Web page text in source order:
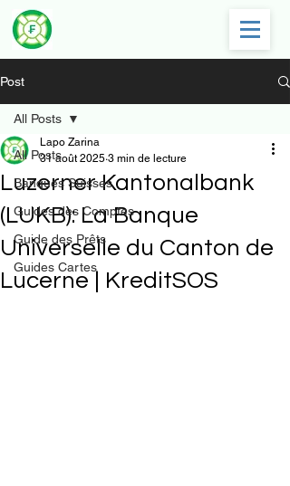
Post
All Posts
Banques Suisses
Guides des Comptes
Guide des Prêts
Guides Cartes
All Posts
Luzerner Kantonalbank
(LUKB): La Banque
Universelle du Canton de
Lucerne | KreditSOS
Lapo Zarina
31 août 2025 3 min de lecture